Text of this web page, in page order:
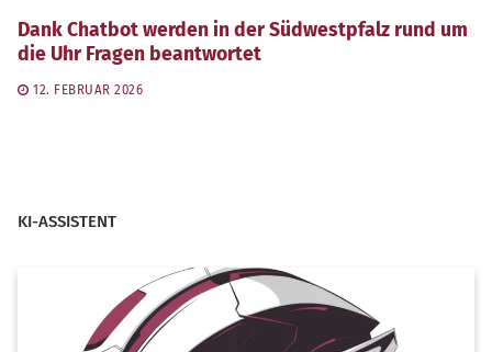
Dank Chatbot werden in der Südwestpfalz rund um
die Uhr Fragen beantwortet
12. FEBRUAR 2026
KI-ASSISTENT